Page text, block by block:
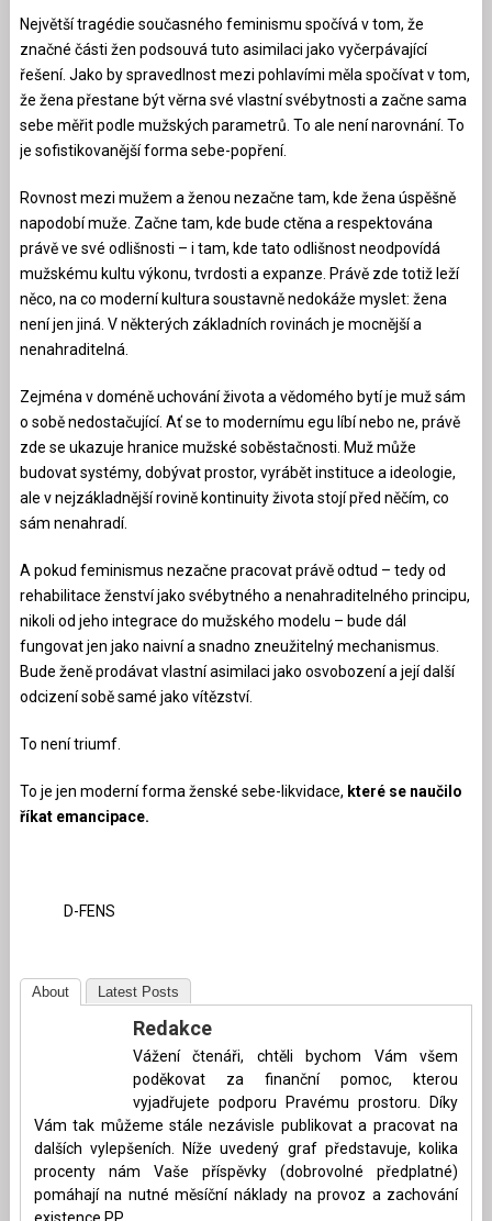
Největší tragédie současného feminismu spočívá v tom, že
značné části žen podsouvá tuto asimilaci jako vyčerpávající
řešení. Jako by spravedlnost mezi pohlavími měla spočívat v tom,
že žena přestane být věrna své vlastní svébytnosti a začne sama
sebe měřit podle mužských parametrů. To ale není narovnání. To
je sofistikovanější forma sebe-popření.
Rovnost mezi mužem a ženou nezačne tam, kde žena úspěšně
napodobí muže. Začne tam, kde bude ctěna a respektována
právě ve své odlišnosti – i tam, kde tato odlišnost neodpovídá
mužskému kultu výkonu, tvrdosti a expanze. Právě zde totiž leží
něco, na co moderní kultura soustavně nedokáže myslet: žena
není jen jiná. V některých základních rovinách je mocnější a
nenahraditelná.
Zejména v doméně uchování života a vědomého bytí je muž sám
o sobě nedostačující. Ať se to modernímu egu líbí nebo ne, právě
zde se ukazuje hranice mužské soběstačnosti. Muž může
budovat systémy, dobývat prostor, vyrábět instituce a ideologie,
ale v nejzákladnější rovině kontinuity života stojí před něčím, co
sám nenahradí.
A pokud feminismus nezačne pracovat právě odtud – tedy od
rehabilitace ženství jako svébytného a nenahraditelného principu,
nikoli od jeho integrace do mužského modelu – bude dál
fungovat jen jako naivní a snadno zneužitelný mechanismus.
Bude ženě prodávat vlastní asimilaci jako osvobození a její další
odcizení sobě samé jako vítězství.
To není triumf.
To je jen moderní forma ženské sebe-likvidace, které se naučilo
říkat emancipace.
D-FENS
About Latest Posts
Redakce
Vážení čtenáři, chtěli bychom Vám všem
poděkovat za finanční pomoc, kterou
vyjadřujete podporu Pravému prostoru. Díky
Vám tak můžeme stále nezávisle publikovat a pracovat na
dalších vylepšeních. Níže uvedený graf představuje, kolika
procenty nám Vaše příspěvky (dobrovolné předplatné)
pomáhají na nutné měsíční náklady na provoz a zachování
existence PP.